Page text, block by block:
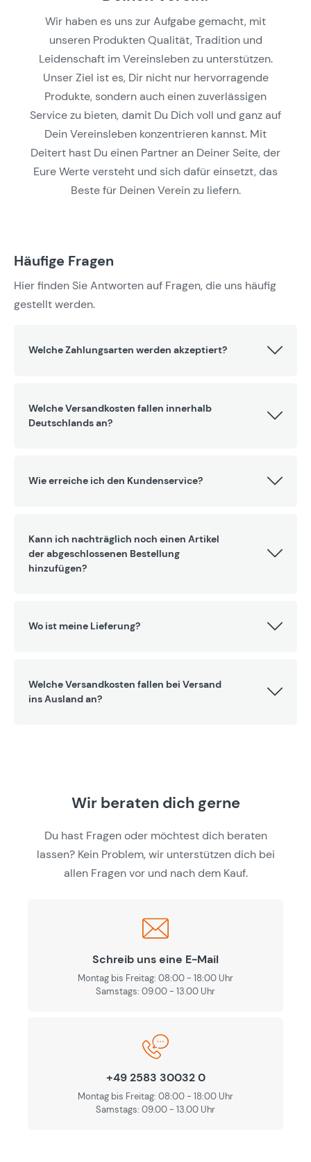
Wir haben es uns zur Aufgabe gemacht, mit
unseren Produkten Qualität, Tradition und
Leidenschaft im Vereinsleben zu unterstützen.
Unser Ziel ist es, Dir nicht nur hervorragende
Produkte, sondern auch einen zuverlässigen
Service zu bieten, damit Du Dich voll und ganz auf
Dein Vereinsleben konzentrieren kannst. Mit
Deitert hast Du einen Partner an Deiner Seite, der
Eure Werte versteht und sich dafür einsetzt, das
Beste für Deinen Verein zu liefern.
Häufige Fragen
Hier finden Sie Antworten auf Fragen, die uns häufig
gestellt werden.
Welche Zahlungsarten werden akzeptiert?
Welche Versandkosten fallen innerhalb
Deutschlands an?
Wie erreiche ich den Kundenservice?
Kann ich nachträglich noch einen Artikel
der abgeschlossenen Bestellung
hinzufügen?
Wo ist meine Lieferung?
Welche Versandkosten fallen bei Versand
ins Ausland an?
Wir beraten dich gerne
Du hast Fragen oder möchtest dich beraten
lassen? Kein Problem, wir unterstützen dich bei
allen Fragen vor und nach dem Kauf.
Schreib uns eine E-Mail
Montag bis Freitag: 08:00 - 18:00 Uhr
Samstags: 09.00 - 13.00 Uhr
+49 2583 30032 0
Montag bis Freitag: 08:00 - 18:00 Uhr
Samstags: 09.00 - 13.00 Uhr